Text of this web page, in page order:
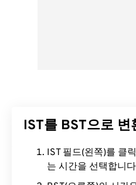
IST를 BST으로 변
IST 필드(왼쪽)를 클
는 시간을 선택합니